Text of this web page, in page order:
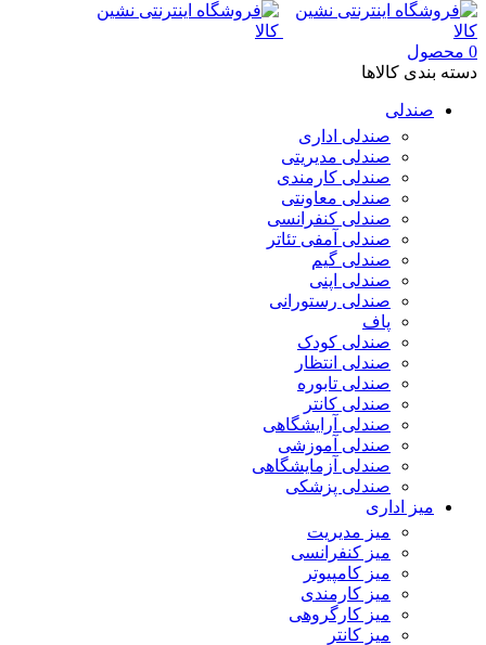
0 محصول
دسته بندی کالاها
صندلی
صندلی اداری
صندلی مدیریتی
صندلی کارمندی
صندلی معاونتی
صندلی کنفرانسی
صندلی آمفی تئاتر
صندلی گیم
صندلی اپنی
صندلی رستورانی
پاف
صندلی کودک
صندلی انتظار
صندلی تابوره
صندلی کانتر
صندلی آرایشگاهی
صندلی آموزشی
صندلی آزمایشگاهی
صندلی پزشکی
میز اداری
میز مدیریت
میز کنفرانسی
میز کامپیوتر
میز کارمندی
میز کارگروهی
میز کانتر